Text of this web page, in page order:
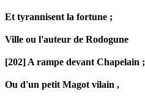
Et tyrannisent la fortune ;
Ville ou l'auteur de Rodogune
[202] A rampe devant Chapelain ;
Ou d'un petit Magot vilain ,